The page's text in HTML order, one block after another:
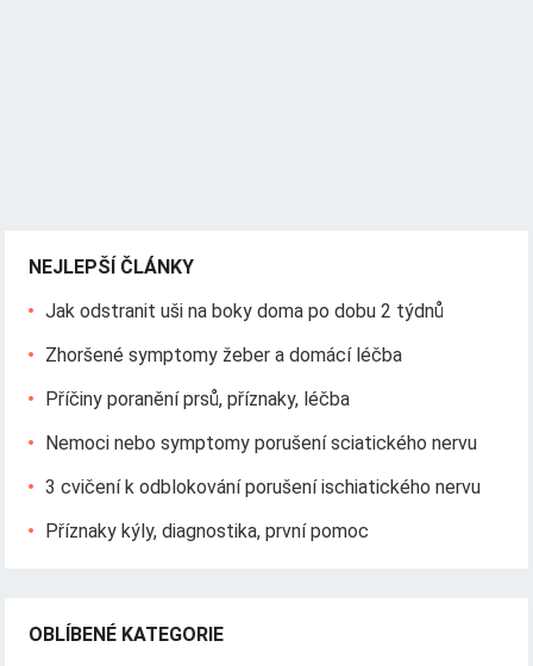
NEJLEPŠÍ ČLÁNKY
Jak odstranit uši na boky doma po dobu 2 týdnů
Zhoršené symptomy žeber a domácí léčba
Příčiny poranění prsů, příznaky, léčba
Nemoci nebo symptomy porušení sciatického nervu
3 cvičení k odblokování porušení ischiatického nervu
Příznaky kýly, diagnostika, první pomoc
OBLÍBENÉ KATEGORIE